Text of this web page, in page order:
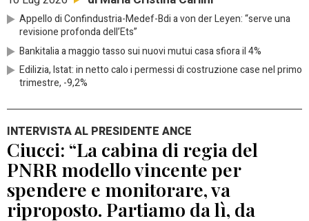
Appello di Confindustria-Medef-Bdi a von der Leyen: “serve una
revisione profonda dell’Ets”
Bankitalia a maggio tasso sui nuovi mutui casa sfiora il 4%
Edilizia, Istat: in netto calo i permessi di costruzione case nel primo
trimestre, -9,2%
INTERVISTA AL PRESIDENTE ANCE
Ciucci: “La cabina di regia del
PNRR modello vincente per
spendere e monitorare, va
riproposto. Partiamo da lì, da